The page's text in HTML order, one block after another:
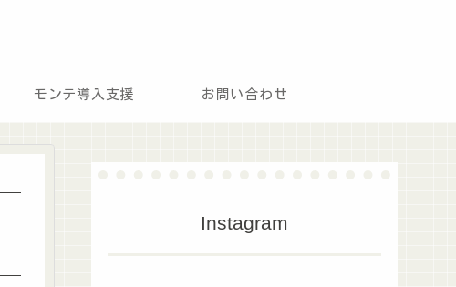
モンテ導入支援 お問い合わせ
Instagram